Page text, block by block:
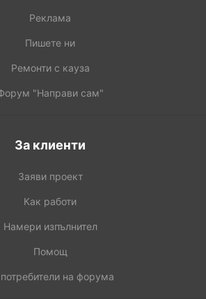
Реклама
Пишете ни
Ремонти с кауза
"Направи сам"
За клиенти
Заяви проект
Как работи
Намери изпълнител
Помощ
на форума